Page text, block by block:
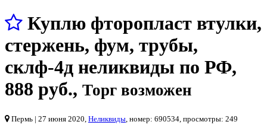
Куплю фторопласт втулки,
стержень, фум, трубы,
склф-4д неликвиды по РФ,
888 руб., Торг возможен
Пермь | 27 июня 2020, Неликвиды , номер: 690534, просмотры: 249